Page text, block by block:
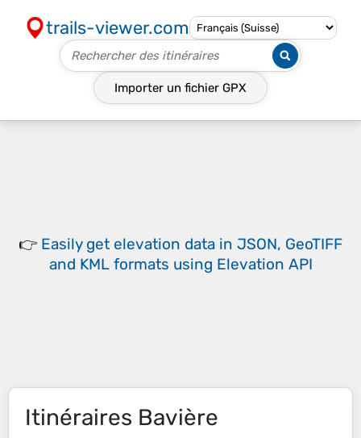
trails-viewer.com
Importer un fichier GPX
👉 Easily get elevation data in JSON, GeoTIFF
and KML formats using Elevation API
Itinéraires Bavière